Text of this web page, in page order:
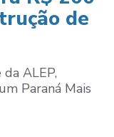
de
ALEP,
Paraná Mais